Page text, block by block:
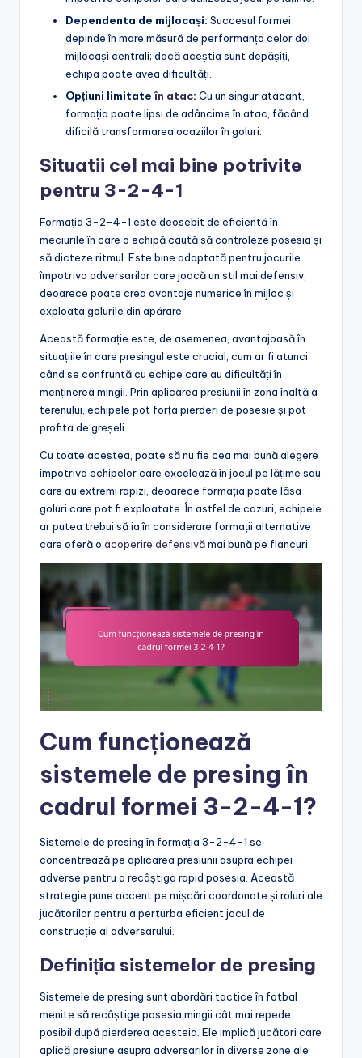
Dependenta de mijlocași: Succesul formei
depinde în mare măsură de performanța celor doi
mijlocași centrali; dacă aceștia sunt depășiți,
echipa poate avea dificultăți.
Opțiuni limitate în atac: Cu un singur atacant,
formația poate lipsi de adâncime în atac, făcând
dificilă transformarea ocaziilor în goluri.
Situatii cel mai bine potrivite
pentru 3-2-4-1
Formația 3-2-4-1 este deosebit de eficientă în
meciurile în care o echipă caută să controleze posesia și
să dicteze ritmul. Este bine adaptată pentru jocurile
împotriva adversarilor care joacă un stil mai defensiv,
deoarece poate crea avantaje numerice în mijloc și
exploata golurile din apărare.
Această formație este, de asemenea, avantajoasă în
situațiile în care presingul este crucial, cum ar fi atunci
când se confruntă cu echipe care au dificultăți în
menținerea mingii. Prin aplicarea presiunii în zona înaltă a
terenului, echipele pot forța pierderi de posesie și pot
profita de greșeli.
Cu toate acestea, poate să nu fie cea mai bună alegere
împotriva echipelor care excelează în jocul pe lățime sau
care au extremi rapizi, deoarece formația poate lăsa
goluri care pot fi exploatate. În astfel de cazuri, echipele
ar putea trebui să ia în considerare formații alternative
care oferă o acoperire defensivămai bună pe flancuri.
Cum funcționează
sistemele de presing în
cadrul formei 3-2-4-1?
Sistemele de presing în formația 3-2-4-1 se
concentrează pe aplicarea presiunii asupra echipei
adverse pentru a recâștiga rapid posesia. Această
strategie pune accent pe mișcări coordonate și roluri ale
jucătorilor pentru a perturba eficient jocul de
construcție al adversarului.
Definiția sistemelor de presing
Sistemele de presing sunt abordări tactice în fotbal
menite să recâștige posesia mingii cât mai repede
posibil după pierderea acesteia. Ele implică jucători care
aplică presiune asupra adversarilor în diverse zone ale